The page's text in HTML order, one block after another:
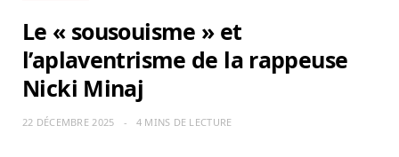
Le « sousouisme » et
l’aplaventrisme de la rappeuse
Nicki Minaj
22 DÉCEMBRE 2025 4 MINS DE LECTURE